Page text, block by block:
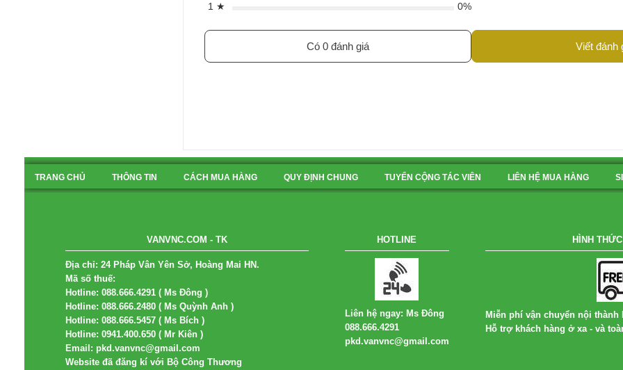
1 ★
0%
Có 0 đánh giá Viết đánh
TRANG CHỦ THÔNG TIN CÁCH MUA HÀNG QUY ĐỊNH CHUNG TUYỂN CỘNG TÁC VIÊN LIÊN HỆ MUA HÀNG
VANVNC.COM - TK
Địa chỉ: 24 Pháp Vân Yên Sở, Hoàng Mai HN.
Mã số thuế:
Hotline: 088.666.4291 ( Ms Đông )
Hotline: 088.666.2480 ( Ms Quỳnh Anh )
Hotline: 088.666.5457 ( Ms Bích )
Hotline: 0941.400.650 ( Mr Kiên )
Email: pkd.vanvnc@gmail.com
Website đã đăng kí với Bộ Công Thương
HOTLINE
Liên hệ ngay: Ms Đông
088.666.4291
pkd.vanvnc@gmail.com
HÌNH
Miễn phí vận chuyển nội thành
Hỗ trợ khách hàng ở xa - và